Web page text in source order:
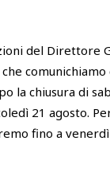
del Direttore
la chiusura di
21 agosto.
fino a